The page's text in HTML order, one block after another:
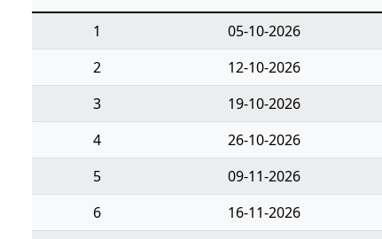
1
05-10-2026
2
12-10-2026
3
19-10-2026
4
26-10-2026
5
09-11-2026
6
16-11-2026